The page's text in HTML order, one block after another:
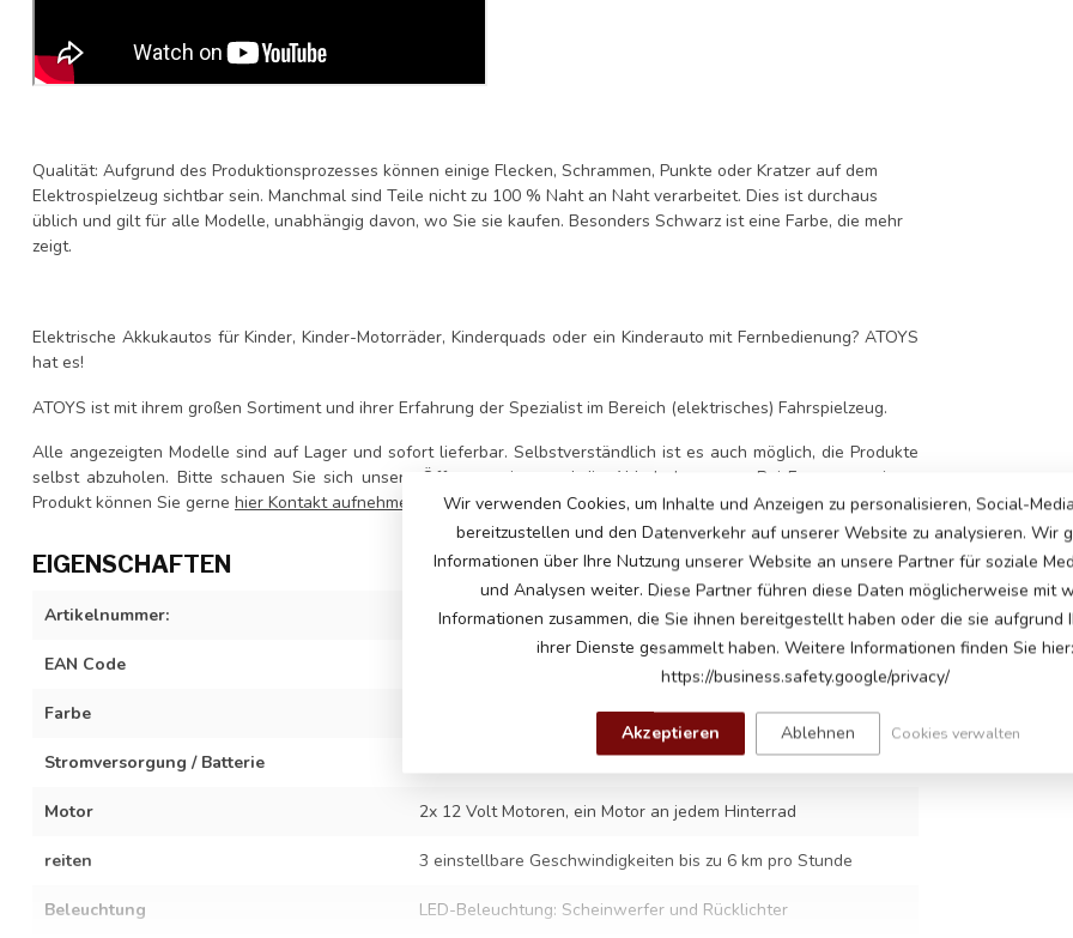
Qualität: Aufgrund des Produktionsprozesses können einige Flecken, Schrammen, Punkte oder Kratzer auf dem
Elektrospielzeug sichtbar sein. Manchmal sind Teile nicht zu 100 % Naht an Naht verarbeitet. Dies ist durchaus
üblich und gilt für alle Modelle, unabhängig davon, wo Sie sie kaufen. Besonders Schwarz ist eine Farbe, die mehr
zeigt.
Elektrische Akkukautos für Kinder, Kinder-Motorräder, Kinderquads oder ein Kinderauto mit Fernbedienung? ATOYS
hat es!
ATOYS ist mit ihrem großen Sortiment und ihrer Erfahrung der Spezialist im Bereich (elektrisches) Fahrspielzeug.
Alle angezeigten Modelle sind auf Lager und sofort lieferbar. Selbstverständlich ist es auch möglich, die Produkte
selbst abzuholen. Bitte schauen Sie sich unsere
Öffnungszeiten und die Abholadresse
an. Bei Fragen zu einem
Produkt können Sie gerne hier Kontakt aufnehmen
EIGENSCHAFTEN
Artikelnummer: BDM0906A-white
EAN Code
Farbe
Stromversorgung / Batterie
Motor 2x 12 Volt Motoren, ein Motor an jedem Hinterrad
reiten 3 einstellbare Geschwindigkeiten bis zu 6 km pro Stunde
Beleuchtung LED-Beleuchtung: Scheinwerfer und Rücklichter
Wir verwenden Cookies, um Inhalte und Anzeigen zu personalisieren, Social-
bereitzustellen und den Datenverkehr auf unserer Website zu analysieren. Wir
Informationen über Ihre Nutzung unserer Website an unsere Partner für soziale
und Analysen weiter. Diese Partner führen diese Daten möglicherweise mit
Informationen zusammen, die Sie ihnen bereitgestellt haben oder die sie aufgrund
ihrer Dienste gesammelt haben. Weitere Informationen finden Sie hier:
https://business.safety.google/privacy/
Akzeptieren Ablehnen Cookies verwalten